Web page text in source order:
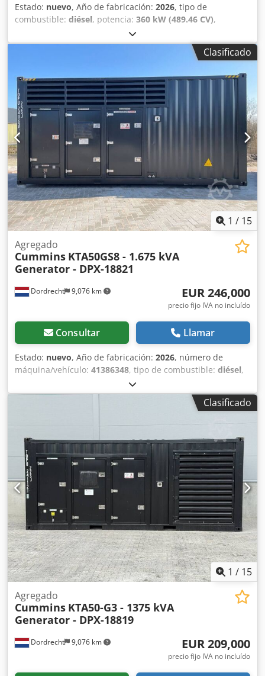
Estado: nuevo, Año de fabricación: 2026, tipo de
combustible: diésel, potencia: 360 kW (489.46 CV),
Cummins QSG12-G4
Construcción Peso en vacío: 3.840 kg Potencia del
generador: 450 kVA Dimensiones del compartimento de
depósito de agua: 995 l País de producción: PT Contacte
con el equipo de DPX para más información. = Otras
opciones y accesorios = Codpfx Adswddwheioha - Batería -
Panel de control - Techo de acero - Cisterna
Clasificado
1 / 15
Dordrecht 9,076 km
Agregado
Cummins KTA50GS8 - 1.675 kVA
Generator - DPX-18821
EUR 246,000
precio fijo IVA no incluído
Consultar Llamar
Estado: nuevo, Año de fabricación: 2026, número de
máquina/vehículo: 41386348, tipo de combustible: diésel,
Cummins KTA50-GS8
Construcción Peso en vacío: 17.980 kg Potencia del
generador: 1.675 kVA Dimensiones de la zona de carga:
para obtener más información. = Opciones y accesorios
adicionales = - Batería Csdpfx Adeyxah Esisha - Panel de
control - Techo de acero - Cisterna
Clasificado
1 / 15
Dordrecht 9,076 km
Agregado
Cummins KTA50-G3 - 1375 kVA
Generator - DPX-18819
EUR 209,000
precio fijo IVA no incluído